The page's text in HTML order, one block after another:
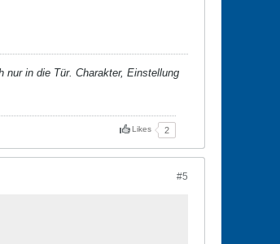
in die Tür. Charakter, Einstellung
Likes 2
#5